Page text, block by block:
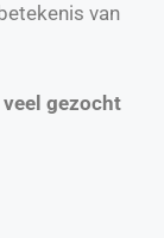
van
gezocht